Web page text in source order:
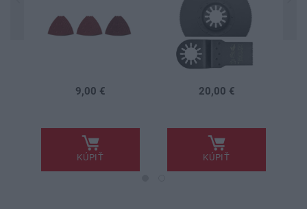
9,00 €
KÚPIŤ
20,00 €
KÚPIŤ